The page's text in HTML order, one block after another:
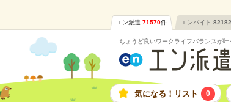
エン派遣 71570件 エンバイト 82182
ちょうど良いワークライフバランスが叶
気になる！リスト 0